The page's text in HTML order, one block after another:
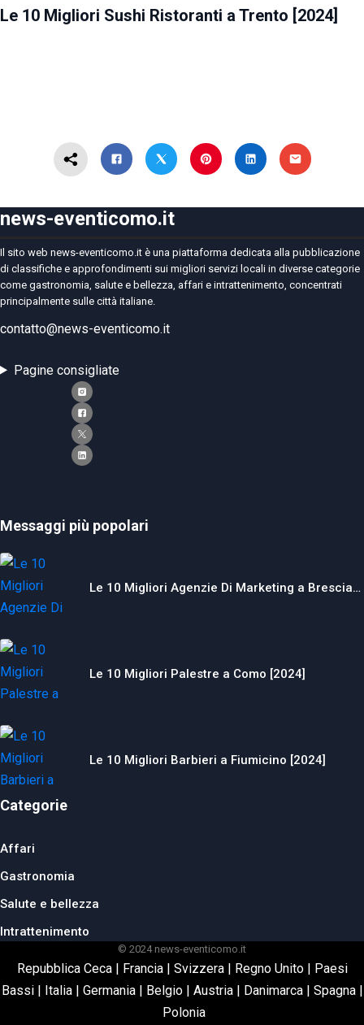
Le 10 Migliori Sushi Ristoranti a Trento [2024]
news-eventicomo.it
Il sito web news-eventicomo.it è una piattaforma dedicata alla pubblicazione
di classifiche e approfondimenti sui migliori servizi locali in diverse categorie
come gastronomia, salute e bellezza, affari e intrattenimento, concentrati
principalmente sulle città italiane.
contatto@news-eventicomo.it
Pagine consigliate
Messaggi più popolari
Le 10 Migliori Agenzie Di Marketing a Brescia…
Le 10 Migliori Palestre a Como [2024]
Le 10 Migliori Barbieri a Fiumicino [2024]
Categorie
Affari
Gastronomia
Salute e bellezza
Intrattenimento
© 2024 news-eventicomo.it
Repubblica Ceca| Francia| Svizzera| Regno Unito| Paesi
Bassi| Italia| Germania| Belgio| Austria| Danimarca| Spagna|
Polonia